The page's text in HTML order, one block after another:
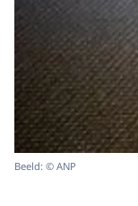
Beeld: © ANP